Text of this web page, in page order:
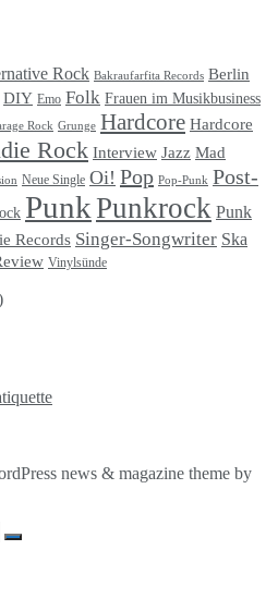
Rock Bakraufarfita Records Berlin
DIY Emo Folk Frauen im Musikbusiness
Rock Grunge Hardcore Hardcore
Rock Interview Jazz Mad
Neue Single Oi! Pop Pop-Punk Post-
PunkPunkrock Punk
Records Singer-Songwriter Ska
Vinylsünde
news & magazine theme by